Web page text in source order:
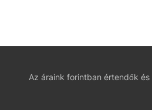
Az áraink forintban értendők